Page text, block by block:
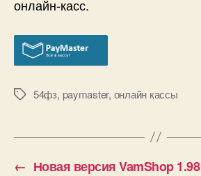
онлайн-касс.
Метки54фз, paymaster, онлайн кассы
← Новая версия VamShop 1.98